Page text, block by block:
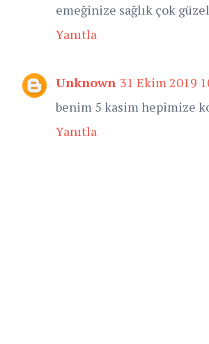
emeğinize sağlık çok
Yanıtla
Unknown 31 Ekim 2019
benim 5 kasim hepimize
Yanıtla